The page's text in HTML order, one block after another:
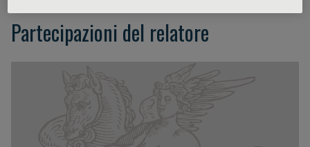
Partecipazioni del relatore